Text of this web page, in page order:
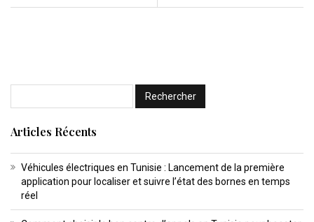
Articles Récents
Véhicules électriques en Tunisie : Lancement de la première
application pour localiser et suivre l’état des bornes en temps
réel